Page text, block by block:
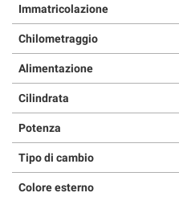
Immatricolazione
Chilometraggio
Alimentazione
Cilindrata
Potenza
Tipo di cambio
Colore esterno
e
sul
funzionamento
di
questi
di
tracciamento
rimanda
alla
cookie